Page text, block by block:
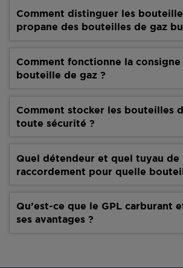
Comment distinguer les
propane des bouteilles de gaz
Comment fonctionne la consigne
bouteille de gaz ?
Comment stocker les bouteilles
toute sécurité ?
Quel détendeur et quel tuyau de
raccordement pour quelle
Qu’est-ce que le GPL carburant
ses avantages ?